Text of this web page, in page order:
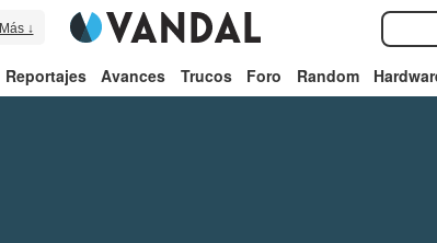
Más ↓
Reportajes Avances Trucos Foro Random